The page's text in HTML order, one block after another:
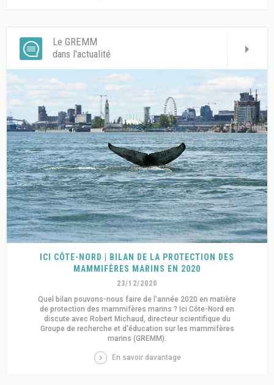
Le GREMM
dans l'actualité
ICI CÔTE-NORD | BILAN DE LA PROTECTION DES
MAMMIFÈRES MARINS EN 2020
23/12/2020
Quel bilan pouvons-nous faire de l'année 2020 en matière
de protection des mammifères marins ? Ici Côte-Nord en
discute avec Robert Michaud, directeur scientifique du
Groupe de recherche et d'éducation sur les mammifères
marins (GREMM).
En savoir davantage